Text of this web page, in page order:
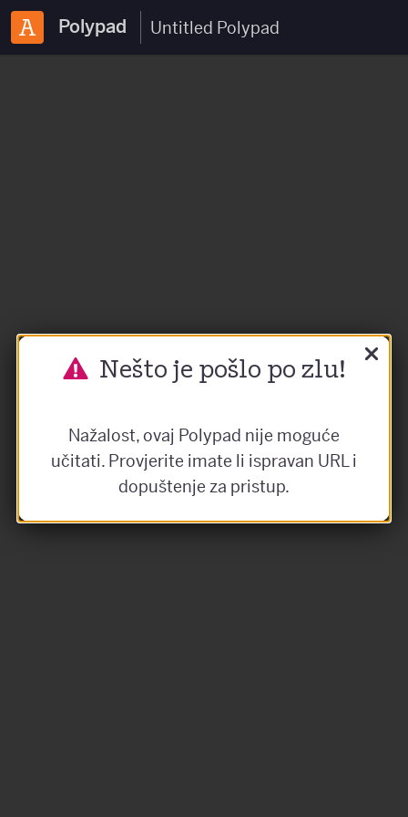
Polypad
Nešto je pošlo po zlu!
Nažalost, ovaj Polypad nije moguće
učitati. Provjerite imate li ispravan URL i
dopuštenje za pristup.